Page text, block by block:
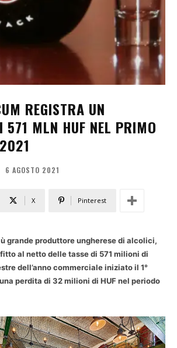
REGISTRA UN
571 MLN HUF NEL PRIMO
6 AGOSTO 2021
X Pinterest
grande produttore ungherese di alcolici,
al netto delle tasse di 571 milioni di
dell’anno commerciale iniziato il 1°
perdita di 32 milioni di HUF nel periodo